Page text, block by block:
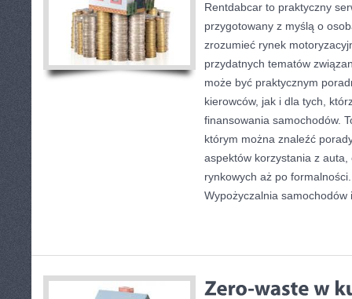
Rentdabcar to praktyczny
przygotowany z myślą o
zrozumieć rynek
przydatnych tematów
może być praktycznym
kierowców, jak i dla tych,
finansowania samochodów.
którym można znaleźć
aspektów korzystania z
rynkowych aż po
Wypożyczalnia samochodów i